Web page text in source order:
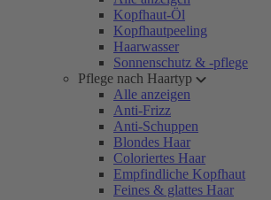
Kopfhaut-Öl
Kopfhautpeeling
Haarwasser
Sonnenschutz & -pflege
Pflege nach Haartyp
Alle anzeigen
Anti-Frizz
Anti-Schuppen
Blondes Haar
Coloriertes Haar
Empfindliche Kopfhaut
Feines & glattes Haar